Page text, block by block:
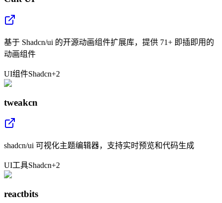
基于 Shadcn/ui 的开源动画组件扩展库，提供 71+ 即插即用的
动画组件
UI组件Shadcn+2
tweakcn
shadcn/ui 可视化主题编辑器，支持实时预览和代码生成
UI工具Shadcn+2
reactbits